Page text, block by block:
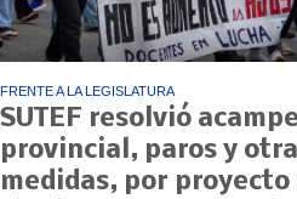
FRENTE A LA LEGISLATURA
SUTEF resolvió acampe
provincial, paros y
medidas, por proyecto